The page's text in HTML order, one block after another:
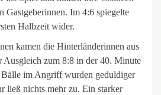
Gastgeberinnen. Im 4:6 spiegelte
Halbzeit wider.
kamen die Hinterländerinnen aus
Ausgleich zum 8:8 in der 40. Minute
Bälle im Angriff wurden geduldiger
ließ nichts mehr zu. Ein starker